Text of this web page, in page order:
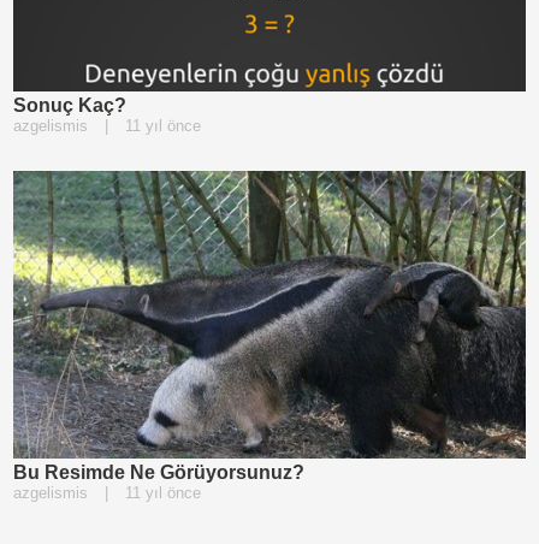
Sonuç Kaç?
azgelismis 11 yıl önce
Bu Resimde Ne Görüyorsunuz?
azgelismis 11 yıl önce